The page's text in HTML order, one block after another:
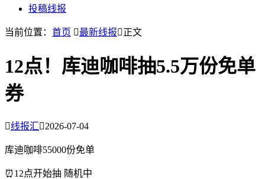
投稿线报
当前位置： 首页 最新线报正文
12点！库迪咖啡抽5.5万份免单
券
线报汇2026-07-04
库迪咖啡55000份免单
⏰12点开始抽 随机中